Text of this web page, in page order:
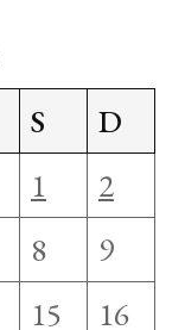
S
D
1
2
8
9
15
16